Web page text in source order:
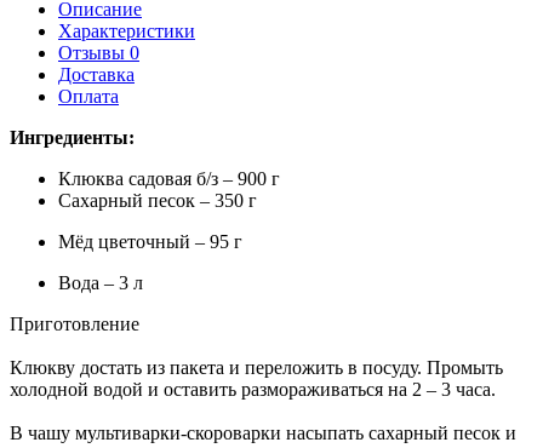
Описание
Характеристики
Отзывы 0
Доставка
Оплата
Ингредиенты:
Клюква садовая б/з – 900 г
Сахарный песок – 350 г
Мёд цветочный – 95 г
Вода – 3 л
Приготовление
Клюкву достать из пакета и переложить в посуду. Промыть
холодной водой и оставить размораживаться на 2 – 3 часа.
В чашу мультиварки-скороварки насыпать сахарный песок и